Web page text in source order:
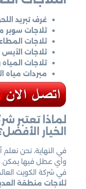
غرف تبريد
ثلاجات سوبر
ثلاجات
ثلاجات الآيس
ثلاجات المياه
مبردات مياه
لماذا تعتبر
الخيار
في النهاية، نحن
وأي عطل فيها يمكن
في شركة الكويت
ثلاجات منطقة